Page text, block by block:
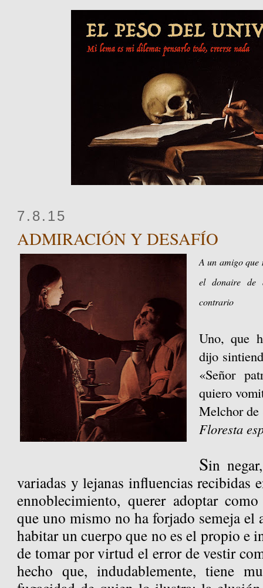
7.8.15
ADMIRACIÓN Y DESAFÍO
A un amigo que
el donaire de
contrario
Uno, que
dijo
«Señor
quiero
Melchor
Floresta
Sin
variadas y lejanas influencias recibidas
ennoblecimiento, querer adoptar
que uno mismo no ha forjado semeja el
habitar un cuerpo que no es el propio e
de tomar por virtud el error de vestir
hecho que, indudablemente, tiene